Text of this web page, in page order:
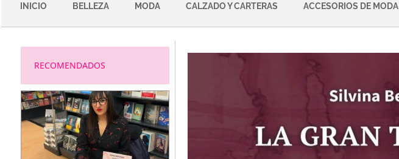
INICIO BELLEZA MODA CALZADO Y CARTERAS ACCESORIOS DE MODA
RECOMENDADOS